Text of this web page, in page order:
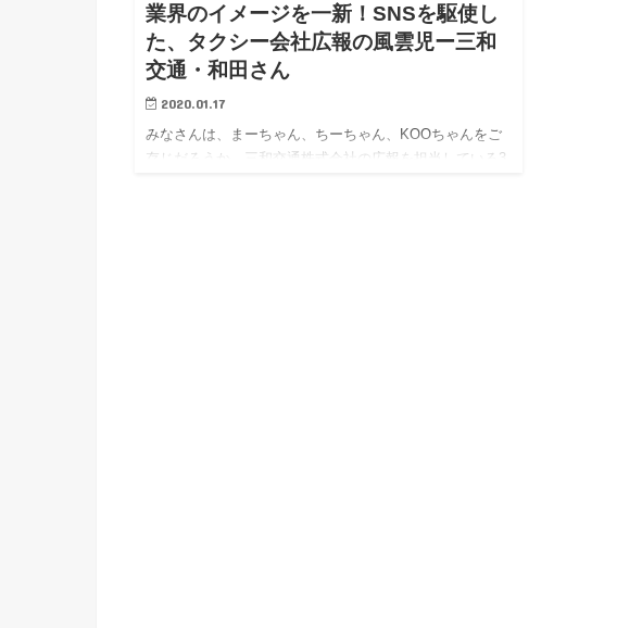
業界のイメージを一新！SNSを駆使し
た、タクシー会社広報の風雲児ー三和
交通・和田さん
2020.01.17
みなさんは、まーちゃん、ちーちゃん、KOOちゃんをご
存じだろうか。三和交通株式会社の広報を担当している3